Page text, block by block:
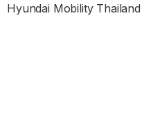
Hyundai Mobility Thailand